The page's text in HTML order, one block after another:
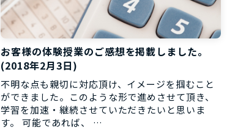
お客様の体験授業のご感想を掲載しました。
(2018年2月3日)
不明な点も親切に対応頂け、イメージを掴むこと
ができました。このような形で進めさせて頂き、
学習を加速・継続させていただきたいと思いま
す。 可能であれば、 …